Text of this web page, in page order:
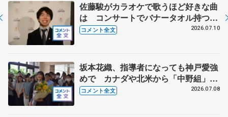
佐藤駿がカラオケで歌うほど好きな曲
は コンサートでバナータオル持つ観
客に感謝 【オリンピックコンサー
コメント全文 2026.07.10
坂本花織、指導者になっても神戸愛強
めで カナダや北米から「中野組」の
練習に参加 【兵庫県「誉賞」贈呈】
コメント全文 2026.07.08